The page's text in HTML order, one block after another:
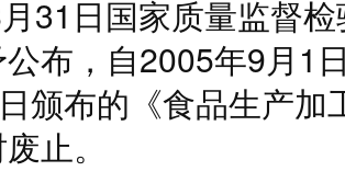
31日国家质量监督
布，自2005年9月1
颁布的《食品生产
止。